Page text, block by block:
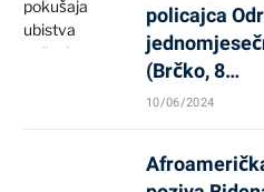
policajca
(Brčko, 8…
10/06/2024